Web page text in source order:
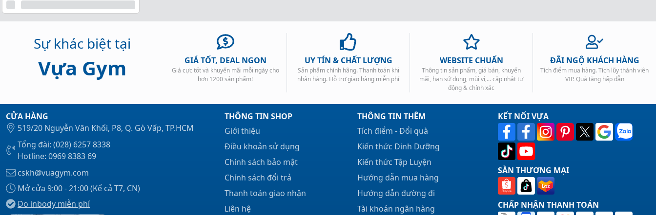
Sự khác biệt tại
Vựa Gym GIÁ TỐT, DEAL NGON
Giá cực tốt và khuyến mãi mỗi ngày cho
hơn 1200 sản phẩm!
UY TÍN & CHẤT LƯỢNG
Sản phẩm chính hãng. Thanh toán khi
nhận hàng. Hỗ trợ giao hàng miễn phí
WEBSITE CHUẨN
Thông tin sản phẩm, giá bán, khuyến
mãi, hạn sử dụng, mùi vị,... cập nhật tự
động & chính xác
ĐÃI NGỘ KHÁCH HÀNG
Tích điểm mua hàng. Tích lũy thành viên
VIP. Quà tặng hấp dẫn
CỬA HÀNG
519/20 Nguyễn Văn Khối, P8, Q. Gò Vấp, TP.HCM
Tổng đài: (028) 6257 8338
Hotline: 0969 8383 69
cskh@vuagym.com
Mở cửa 9:00 - 21:00 (Kể cả T7, CN)
Đo inbody miễn phí
THÔNG TIN SHOP
Giới thiệu
Điều khoản sử dụng
Chính sách bảo mật
Chính sách đổi trả
Thanh toán giao nhận
Liên hệ
THÔNG TIN THÊM
Tích điểm - Đổi quà
Kiến thức Dinh Dưỡng
Kiến thức Tập Luyện
Hướng dẫn mua hàng
Hướng dẫn đường đi
Tài khoản ngân hàng
KẾT NỐI VỰA
SÀN THƯƠNG MẠI
CHẤP NHẬN THANH TOÁN